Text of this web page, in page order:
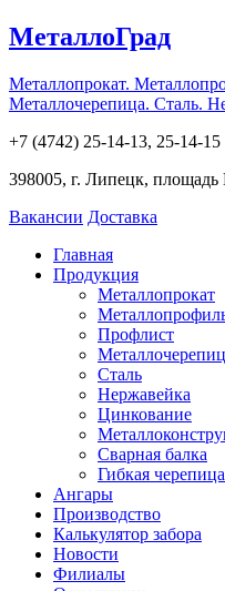
МеталлоГрад
Металлопрокат.
Металлочерепица. Сталь.
+7 (4742) 25-14-13, 25-14-15
398005, г. Липецк, площадь
Вакансии Доставка
Главная
Продукция
Металлопрокат
Профлист
Сталь
Нержавейка
Цинкование
Сварная балка
Гибкая
Ангары
Производство
Калькулятор забора
Новости
Филиалы